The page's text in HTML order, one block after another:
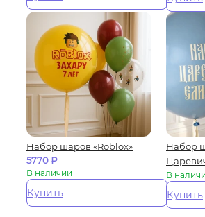
Набор шаров «Roblox»
5770₽
В наличии
Купить
Набор
В
Купить